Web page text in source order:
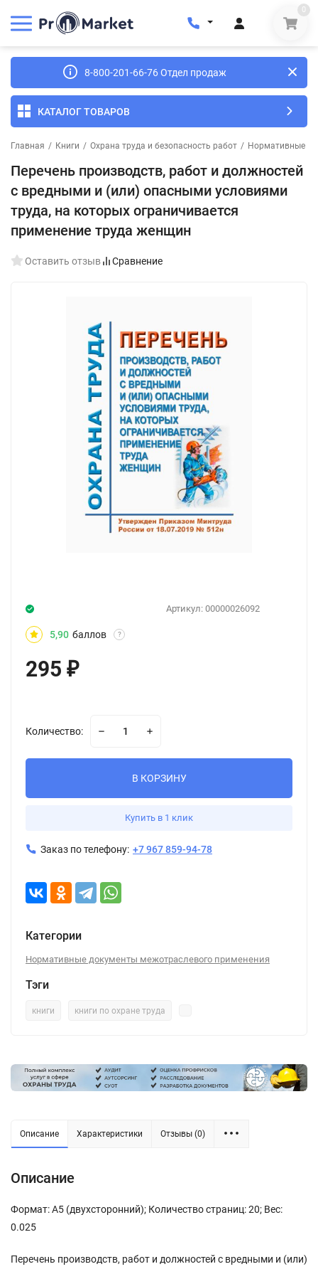
0
8-800-201-66-76 Отдел продаж
КАТАЛОГ ТОВАРОВ
Главная / Книги / Охрана труда и безопасность работ / Нормативные
Перечень производств, работ и должностей
с вредными и (или) опасными условиями
труда, на которых ограничивается
применение труда женщин
Оставить отзыв Сравнение
Артикул: 00000026092
5,90 баллов ?
295 ₽
Количество:
В КОРЗИНУ
Купить в 1 клик
Заказ по телефону: +7 967 859-94-78
Категории
Нормативные документы межотраслевого применения
Тэги
книги книги по охране труда
Описание Характеристики Отзывы (0)
Описание
Формат: А5 (двухсторонний); Количество страниц: 20; Вес:
0.025
Перечень производств, работ и должностей с вредными и (или)